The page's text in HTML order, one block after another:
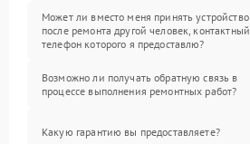
Может ли вместо меня принять устройство
после ремонта другой человек, контактный
телефон которого я предоставлю?
Возможно ли получать обратную связь в
процессе выполнения ремонтных работ?
Какую гарантию вы предоставляете?